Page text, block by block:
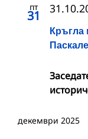
пт
31
Кръгла
декември 2025